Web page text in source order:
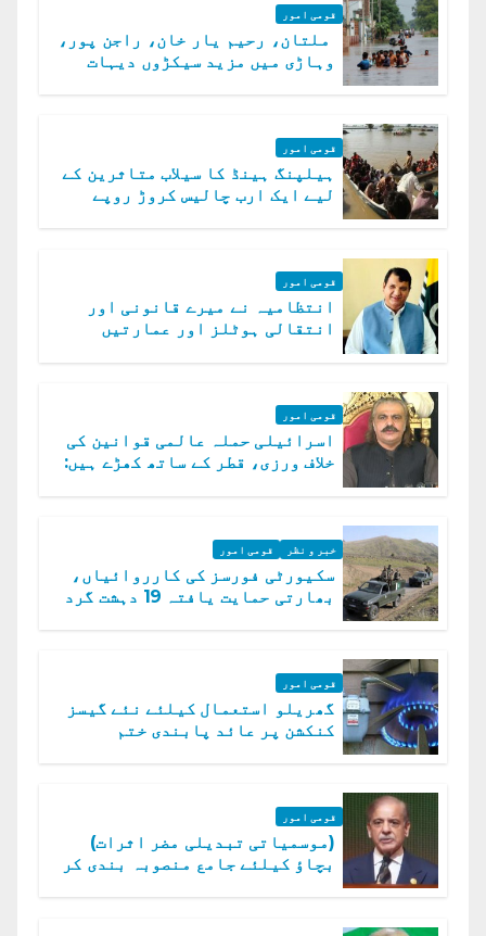
قومی امور
ملتان، رحیم یار خان، راجن پور،
وہاڑی میں مزید سیکڑوں دیہات
قومی امور
ہیلپنگ ہینڈ کا سیلاب متاثرین کے
لیے ایک ارب چالیس کروڑ روپے
قومی امور
انتظامیہ نے میرے قانونی اور
انتقالی ہوٹلز اور عمارتیں
قومی امور
اسرائیلی حملہ عالمی قوانین کی
خلاف ورزی، قطر کے ساتھ کھڑے ہیں:
خبر و نظر قومی امور
سکیورٹی فورسز کی کارروائیاں،
بھارتی حمایت یافتہ 19 دہشت گرد
قومی امور
گھریلو استعمال کیلئے نئے گیسز
کنکشن پر عائد پابندی ختم
قومی امور
(موسمیاتی تبدیلی مضر اثرات)
بچاؤ کیلئے جامع منصوبہ بندی کر